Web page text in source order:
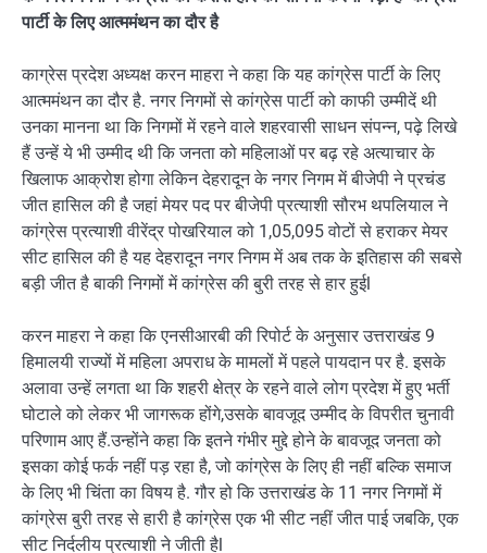
पार्टी के लिए आत्ममंथन का दौर है
काग्रेस प्रदेश अध्यक्ष करन माहरा ने कहा कि यह कांग्रेस पार्टी के लिए
आत्ममंथन का दौर है. नगर निगमों से कांग्रेस पार्टी को काफी उम्मीदें थी
उनका मानना था कि निगमों में रहने वाले शहरवासी साधन संपन्न, पढ़े लिखे
हैं उन्हें ये भी उम्मीद थी कि जनता को महिलाओं पर बढ़ रहे अत्याचार के
खिलाफ आक्रोश होगा लेकिन देहरादून के नगर निगम में बीजेपी ने प्रचंड
जीत हासिल की है जहां मेयर पद पर बीजेपी प्रत्याशी सौरभ थपलियाल ने
कांग्रेस प्रत्याशी वीरेंद्र पोखरियाल को 1,05,095 वोटों से हराकर मेयर
सीट हासिल की है यह देहरादून नगर निगम में अब तक के इतिहास की सबसे
बड़ी जीत है बाकी निगमों में कांग्रेस की बुरी तरह से हार हुईl
करन माहरा ने कहा कि एनसीआरबी की रिपोर्ट के अनुसार उत्तराखंड 9
हिमालयी राज्यों में महिला अपराध के मामलों में पहले पायदान पर है. इसके
अलावा उन्हें लगता था कि शहरी क्षेत्र के रहने वाले लोग प्रदेश में हुए भर्ती
घोटाले को लेकर भी जागरूक होंगे,उसके बावजूद उम्मीद के विपरीत चुनावी
परिणाम आए हैं.उन्होंने कहा कि इतने गंभीर मुद्दे होने के बावजूद जनता को
इसका कोई फर्क नहीं पड़ रहा है, जो कांग्रेस के लिए ही नहीं बल्कि समाज
के लिए भी चिंता का विषय है. गौर हो कि उत्तराखंड के 11 नगर निगमों में
कांग्रेस बुरी तरह से हारी है कांग्रेस एक भी सीट नहीं जीत पाई जबकि, एक
सीट निर्दलीय प्रत्याशी ने जीती हैl